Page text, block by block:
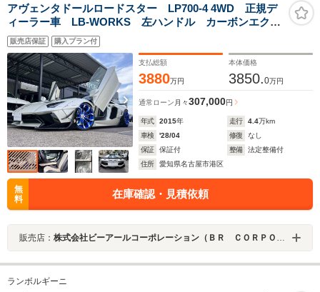
ー LEDヘッド
ETC 純正15インチ
ーム
ズ クリアラ
ー シートエ
アヴェンタドールロードスター LP700-4 4WD 正規デ
ィーラー車 LB‐WORKS 左ハンドル カーボンエクス
テリアパッケージ カーボンインテリアパッケージ ロ
ワリングKIT ブランディングパッケージ 新車取説 保
証書 スペアキー有り
販売店保証 購入プラン付
支払総額
3880万円
本体価格
3850.0万円
通常ローン 月々307,000円
年式 2015年 走行 4.4万km
車検
'28/04 修復
なし
保証
保証付 整備
法定整備付
住所
愛知県名古屋市港区
無
料
在庫確認・見積依頼
販売店： 株式会社ビーアールコーポレーション（ＢＲ ＣＯＲＰＯＲＡＴＩＯＮ）
ランボルギーニ